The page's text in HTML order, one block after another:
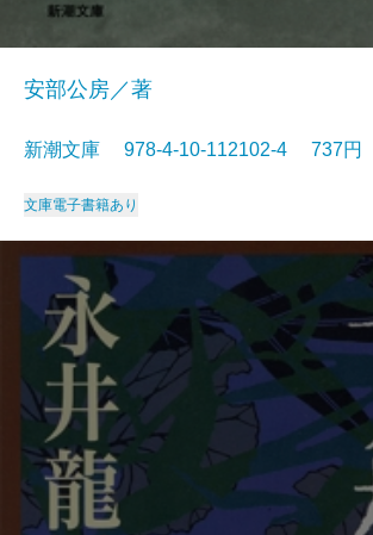
安部公房／著
新潮文庫 978-4-10-112102-4 737円
文庫電子書籍あり